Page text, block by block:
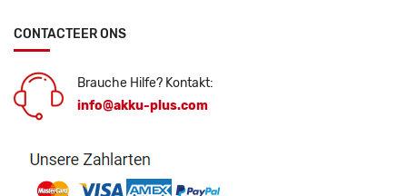
CONTACTEER ONS
Brauche Hilfe? Kontakt:
info@akku-plus.com